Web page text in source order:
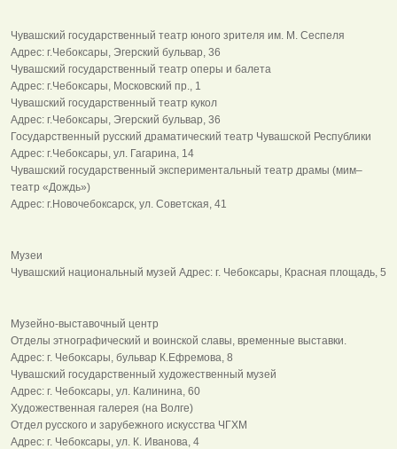
Чувашский государственный театр юного зрителя им. М. Сеспеля
Адрес: г.Чебоксары, Эгерский бульвар, 36
Чувашский государственный театр оперы и балета
Адрес: г.Чебоксары, Московский пр., 1
Чувашский государственный театр кукол
Адрес: г.Чебоксары, Эгерский бульвар, 36
Государственный русский драматический театр Чувашской Республики
Адрес: г.Чебоксары, ул. Гагарина, 14
Чувашский государственный экспериментальный театр драмы (мим–
театр «Дождь»)
Адрес: г.Новочебоксарск, ул. Советская, 41
Музеи
Чувашский национальный музей Адрес: г. Чебоксары, Красная площадь, 5
Музейно-выставочный центр
Отделы этнографический и воинской славы, временные выставки.
Адрес: г. Чебоксары, бульвар К.Ефремова, 8
Чувашский государственный художественный музей
Адрес: г. Чебоксары, ул. Калинина, 60
Художественная галерея (на Волге)
Отдел русского и зарубежного искусства ЧГХМ
Адрес: г. Чебоксары, ул. К. Иванова, 4